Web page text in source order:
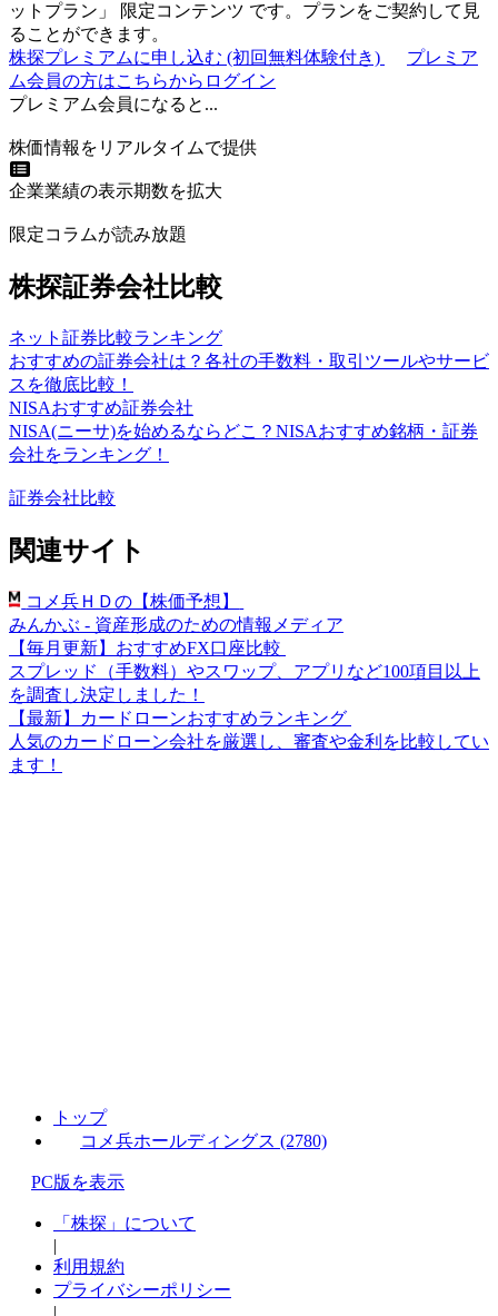
ットプラン 」 限定コンテンツ です。プランをご契約して見
ることができます。
株探プレミアムに申し込む (初回無料体験付き)
プレミア
ム会員の方はこちらからログイン
プレミアム会員になると...
株価情報をリアルタイムで提供
企業業績の表示期数を拡大
限定コラムが読み放題
株探証券会社比較
ネット証券比較ランキング
おすすめの証券会社は？各社の手数料・取引ツールやサービ
スを徹底比較！
NISAおすすめ証券会社
NISA(ニーサ)を始めるならどこ？NISAおすすめ銘柄・証券
会社をランキング！
証券会社比較
関連サイト
コメ兵ＨＤの【株価予想】
みんかぶ - 資産形成のための情報メディア
【毎月更新】おすすめFX口座比較
スプレッド（手数料）やスワップ、アプリなど100項目以上
を調査し決定しました！
【最新】カードローンおすすめランキング
人気のカードローン会社を厳選し、審査や金利を比較してい
ます！
トップ
コメ兵ホールディングス (2780)
PC版を表示
「株探」について
|
利用規約
プライバシーポリシー